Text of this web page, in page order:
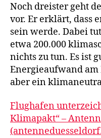
Noch dreister geht
vor. Er erklärt, dass
sein werde. Dabei
etwa 200.000
nichts zu tun. Es ist
Energieaufwand
aber ein
Flughafen
Klimapakt“ –